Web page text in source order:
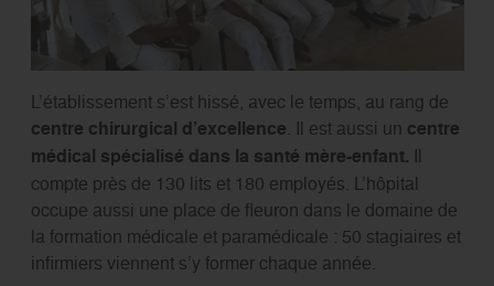
L’établissement s’est hissé, avec le temps, au rang de
centre chirurgical d’excellence. Il est aussi un centre
médical spécialisé dans la santé mère-enfant. Il
compte près de 130 lits et 180 employés. L’hôpital
occupe aussi une place de fleuron dans le domaine de
la formation médicale et paramédicale : 50 stagiaires et
infirmiers viennent s’y former chaque année.